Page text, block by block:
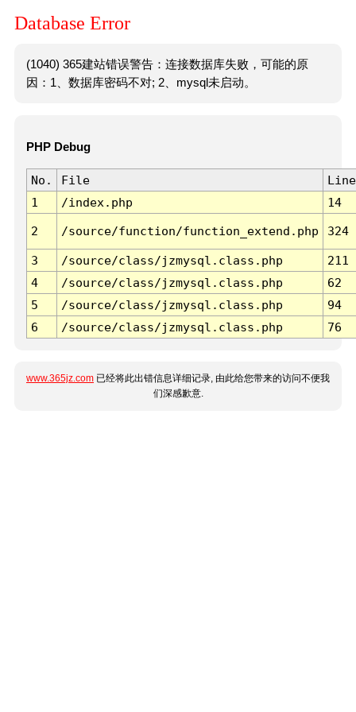
Database Error
(1040) 365建站错误警告：连接数据库失败，可能的原
因：1、数据库密码不对; 2、mysql未启动。
PHP Debug
No. File
Line
1
/index.php 14
2 /source/function/function_extend.php 324
3 /source/class/jzmysql.class.php
211
4
/source/class/jzmysql.class.php
62
5
/source/class/jzmysql.class.php
94
6
/source/class/jzmysql.class.php 76
www.365jz.com 已经将此出错信息详细记录, 由此给您带来的访问不便我
们深感歉意.